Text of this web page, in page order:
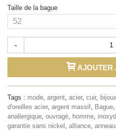
Taille de la bague
-
AJOUTER
Tags : mode, argent, acier, cuir,
d'oreilles acier, argent massif, Bague,
anallergique, ouvragé, homme,
garantie sans nickel , alliance,